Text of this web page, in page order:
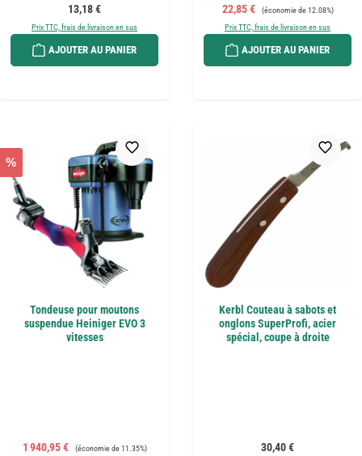
Prix régulier :
13,18 €
Prix TTC, frais de livraison en sus
AJOUTER AU PANIER
Prix de vente :
22,85 € Prix régulier :
(économie de 12.08%)
Prix TTC, frais de livraison en sus
AJOUTER AU PANIER
%
Tondeuse pour moutons
suspendue Heiniger EVO 3
vitesses
Prix de vente :
1 940,95 € Prix régulier :
(économie de 11.35%)
Kerbl Couteau à sabots et
onglons SuperProfi, acier
spécial, coupe à droite
Prix régulier :
30,40 €